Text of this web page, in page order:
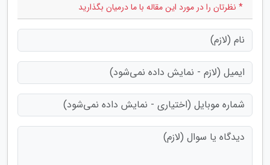
* نظرتان را در مورد این مقاله با ما درمیان بگذارید